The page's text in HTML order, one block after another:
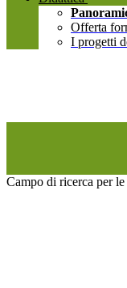
Offerta
I progetti
Campo di ricerca per